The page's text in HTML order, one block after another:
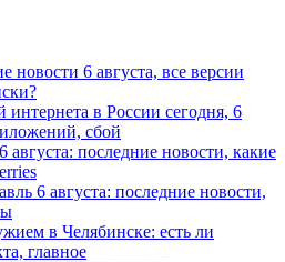
новости 6 августа, все версии
интернета в России сегодня, 6
сбой
последние новости, какие
6 августа: последние новости,
в Челябинске: есть ли
главное